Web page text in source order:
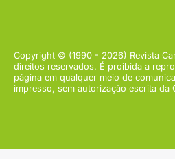
Copyright © (1990 - 2026) Revista
direitos reservados. É proibida a
página em qualquer meio de
impresso, sem autorização escrita da